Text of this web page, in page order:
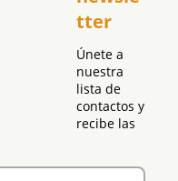
tter
Únete a
nuestra
lista de
contactos y
recibe las